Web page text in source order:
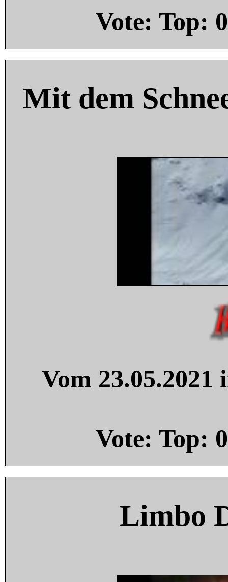
Vote: Top: 0
Mit dem
Vom
Vote: Top: 0
Limbo